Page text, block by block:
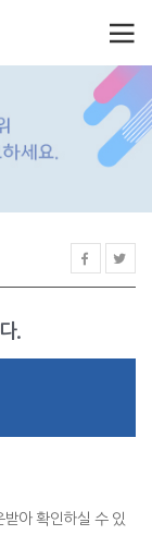
.
아 확인하실 수 있